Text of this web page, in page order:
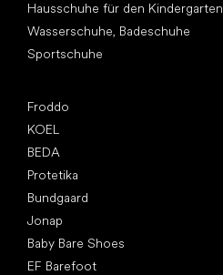
Hausschuhe für den Kindergarten
Wasserschuhe, Badeschuhe
Sportschuhe
Froddo
KOEL
BEDA
Protetika
Bundgaard
Jonap
Baby Bare Shoes
EF Barefoot